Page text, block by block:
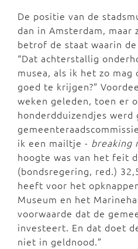
De positie van de
dan in Amsterdam,
betrof de staat waarin
“Dat achterstallig
musea, als ik het zo
goed te krijgen?”
weken geleden, toen er
honderdduizendjes werd
ik een mailtje - breaking
hoogte was van het feit
(bondsregering, red.)
heeft voor het
Museum en het
voorwaarde dat de
investeert. En dat doet
niet in geldnood.”